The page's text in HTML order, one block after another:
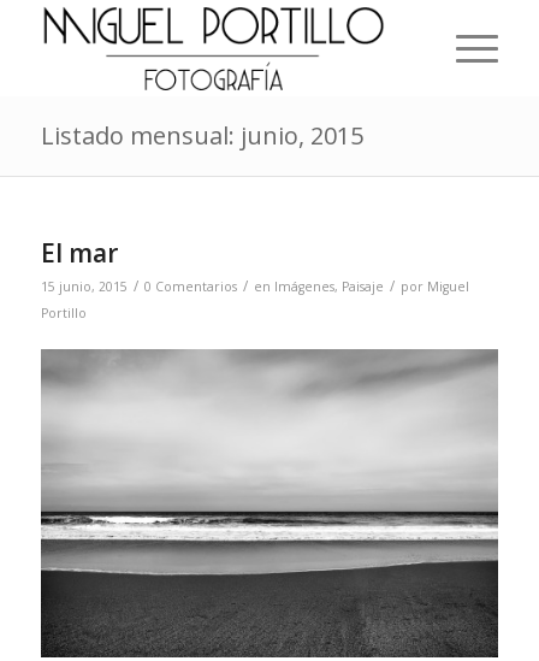
Listado mensual: junio, 2015
El mar
15 junio, 2015 / 0 Comentarios / en Imágenes, Paisaje / por Miguel
Portillo